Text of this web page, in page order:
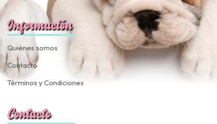
Información
Quiénes somos
Contacto
Términos y Condiciones
Contacto